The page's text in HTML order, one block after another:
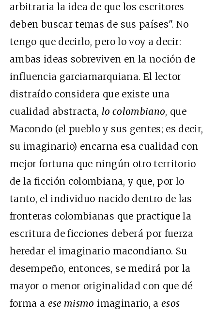
arbitraria la idea de que los escritores
deben buscar temas de sus países". No
tengo que decirlo, pero lo voy a decir:
ambas ideas sobreviven en la noción de
influencia garciamarquiana. El lector
distraído considera que existe una
cualidad abstracta, lo colombiano, que
Macondo (el pueblo y sus gentes; es decir,
su imaginario) encarna esa cualidad con
mejor fortuna que ningún otro territorio
de la ficción colombiana, y que, por lo
tanto, el individuo nacido dentro de las
fronteras colombianas que practique la
escritura de ficciones deberá por fuerza
heredar el imaginario macondiano. Su
desempeño, entonces, se medirá por la
mayor o menor originalidad con que dé
forma a ese mismo imaginario, a esos